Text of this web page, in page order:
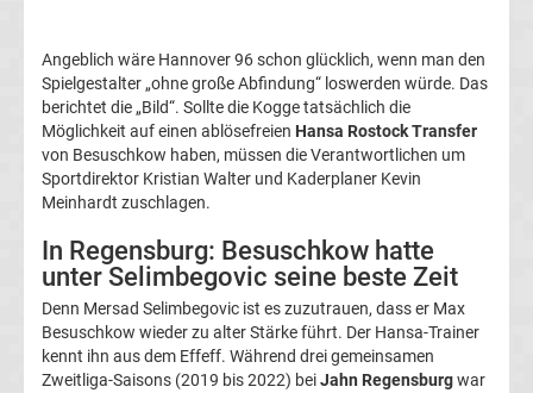
Transfergerüchte
Alemannia
Aachen
Transfergerüchte
Bielefeld
Angeblich wäre Hannover 96 schon glücklich, wenn man den
Spielgestalter „ohne große Abfindung“ loswerden würde. Das
berichtet die „Bild“. Sollte die Kogge tatsächlich die
Möglichkeit auf einen ablösefreien Hansa Rostock Transfer
von Besuschkow haben, müssen die Verantwortlichen um
Sportdirektor Kristian Walter und Kaderplaner Kevin
Meinhardt zuschlagen.
In Regensburg: Besuschkow hatte
unter Selimbegovic seine beste Zeit
Denn Mersad Selimbegovic ist es zuzutrauen, dass er Max
Besuschkow wieder zu alter Stärke führt. Der Hansa-Trainer
kennt ihn aus dem Effeff. Während drei gemeinsamen
Zweitliga-Saisons (2019 bis 2022) beiJahn Regensburgwar